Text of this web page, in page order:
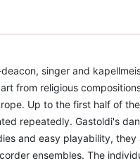
singer and
from religious
Up to the first half of
repeatedly. Gastoldi's
and easy playability,
ensembles. The